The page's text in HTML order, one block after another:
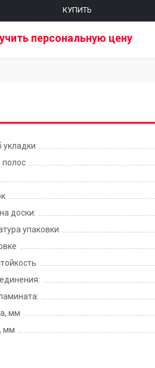
КУПИТЬ
персональную цену
укладки
полос
доски:
упаковки
мм
мм